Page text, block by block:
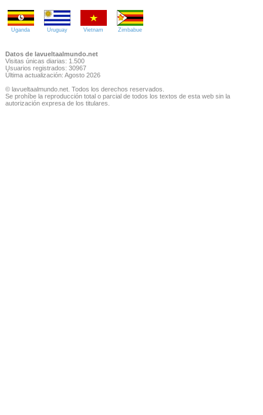
Uganda Uruguay Vietnam Zimbabue
Datos de lavueltaalmundo.net
Visitas únicas diarias: 1.500
Usuarios registrados: 30967
Última actualización: Agosto 2026
© lavueltaalmundo.net. Todos los derechos reservados.
Se prohíbe la reproducción total o parcial de todos los textos de esta web sin la
autorización expresa de los titulares.